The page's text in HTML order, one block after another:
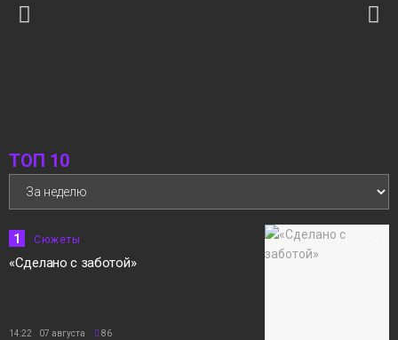
06 августа
ТОП 10
1 Сюжеты
«Сделано с заботой»
14:22 07 августа 86